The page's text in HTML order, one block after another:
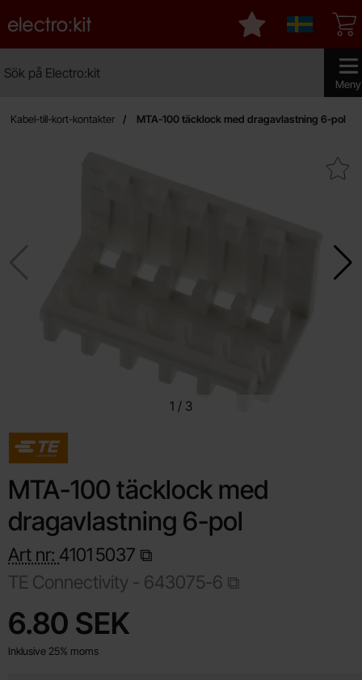
Meny
Startsidan för Electro:kit
Sverige
Mina favoriter
Kabel-till-kort-kontakter MTA-100 täcklock med dragavlastning 6-pol
Makera mTA-100 täcklock med
1 / 3
MTA-100 täcklock med
dragavlastning 6-pol
Art nr: 41015037
TE Connectivity - 643075-6
pris
6.80 SEK
Inklusive 25% moms